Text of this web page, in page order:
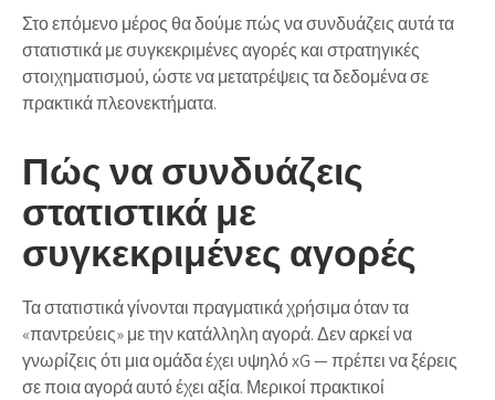
Στο επόμενο μέρος θα δούμε πώς να συνδυάζεις αυτά τα
στατιστικά με συγκεκριμένες αγορές και στρατηγικές
στοιχηματισμού, ώστε να μετατρέψεις τα δεδομένα σε
πρακτικά πλεονεκτήματα.
Πώς να συνδυάζεις
στατιστικά με
συγκεκριμένες αγορές
Τα στατιστικά γίνονται πραγματικά χρήσιμα όταν τα
«παντρεύεις» με την κατάλληλη αγορά. Δεν αρκεί να
γνωρίζεις ότι μια ομάδα έχει υψηλό xG — πρέπει να ξέρεις
σε ποια αγορά αυτό έχει αξία. Μερικοί πρακτικοί